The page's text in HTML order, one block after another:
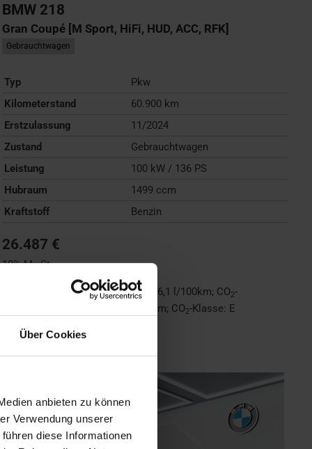
Über Cookies
anbieten zu können
Verwendung unserer
diese Informationen
BMW 218
Gran Coupé [M Sport, HiFi, HUD, ACC, RFK]
Gebrauchtwagen
Typ
Pkw
Kilometerstand
60.900 km
Erstzulassung
11/2024
Zustand
Gebrauchtwagen
Leistung
100 kW / 136 PS
Hubraum
1499 ccm
Kraftstoff
Benzin
26.487 €
19% MwSt.
Kraftstoffverbrauch (kombiniert): 6,1 l/100km; CO2-
138 g/km; CO2-Klasse: E
FAHRZEUG ANZEIGEN